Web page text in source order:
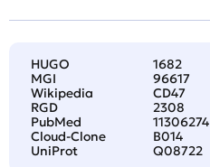
HUGO
1682
MGI
96617
Wikipedia
CD47
RGD
2308
PubMed
11306274
Cloud-Clone
B014
UniProt
Q08722